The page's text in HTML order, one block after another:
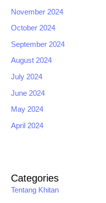
November 2024
October 2024
September 2024
August 2024
July 2024
June 2024
May 2024
April 2024
Categories
Tentang Khitan